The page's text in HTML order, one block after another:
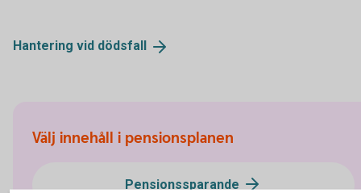
Hantering vid dödsfall
Välj innehåll i pensionsplanen
Pensionssparande